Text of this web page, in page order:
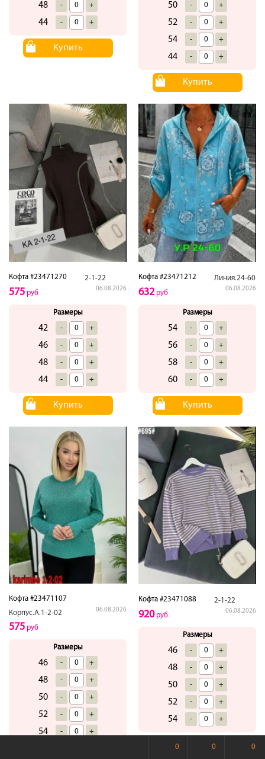
48 - +
44 - +
Купить
50 - +
52 - +
54 - +
44 - +
Купить
Кофта #23471270 2-1-22
06.08.2026
575 руб
Размеры
42 - +
46 - +
48 - +
44 - +
Купить
Кофта #23471212 Линия.24-60
06.08.2026
632руб
Размеры
54 - +
56 - +
58 - +
60 - +
Купить
Кофта #23471107
Корпус.А.1-2-02
06.08.2026
575 руб
Размеры
46 - +
48 - +
50 - +
52 - +
54 - +
Кофта #23471088 2-1-22
06.08.2026
920руб
Размеры
46 - +
48 - +
50 - +
52 - +
54 - +
Купить
0 0 0